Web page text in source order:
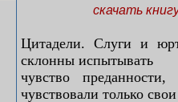
скачать
Цитадели. Слуги и
склонны испытывать
чувство
чувствовали только свои